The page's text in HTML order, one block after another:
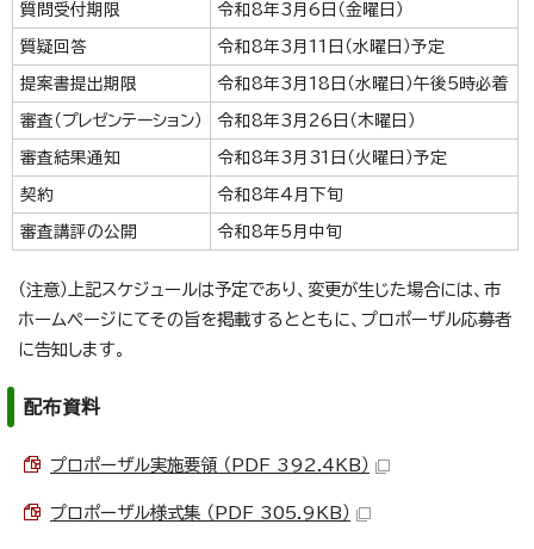
質問受付期限 令和8年3月6日（金曜日）
質疑回答 令和8年3月11日（水曜日）予定
提案書提出期限 令和8年3月18日（水曜日）午後5時必着
審査（プレゼンテーション） 令和8年3月26日（木曜日）
審査結果通知 令和8年3月31日（火曜日）予定
契約 令和8年4月下旬
審査講評の公開 令和8年5月中旬
（注意）上記スケジュールは予定であり、変更が生じた場合には、市
ホームページにてその旨を掲載するとともに、プロポーザル応募者
に告知します。
配布資料
プロポーザル実施要領 （PDF 392.4KB）
プロポーザル様式集 （PDF 305.9KB）